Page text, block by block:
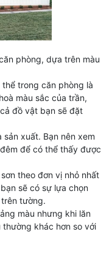
phòng, dựa trên màu
trong căn phòng là
màu sắc của trần,
đồ vật bạn sẽ đặt
sản xuất. Bạn nên xem
để có thể thấy được
theo đơn vị nhỏ nhất
sẽ có sự lựa chọn
tường.
màu nhưng khi lăn
thường khác hơn so với